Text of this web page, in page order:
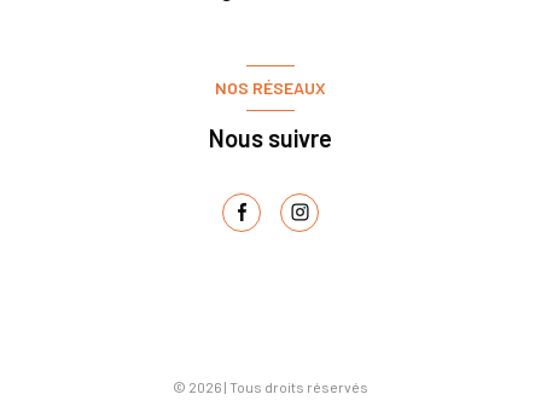
NOS RÉSEAUX
Nous suivre
© 2026 | Tous droits réservés